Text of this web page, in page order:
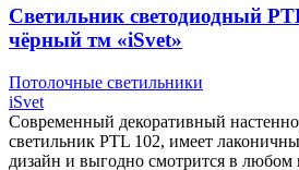
Cветильник светодиодный
чёрный тм «iSvet»
Потолочные светильники
iSvet
Современный декоративный
светильник PTL 102, имеет
дизайн и выгодно смотрится в любом